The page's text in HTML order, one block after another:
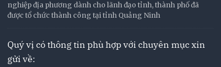
nghiệp địa phương dành cho lãnh đạo tỉnh, thành phố đã
được tổ chức thành công tại tỉnh Quảng Ninh
Quý vị có thông tin phù hợp với chuyên mục xin
gửi về: